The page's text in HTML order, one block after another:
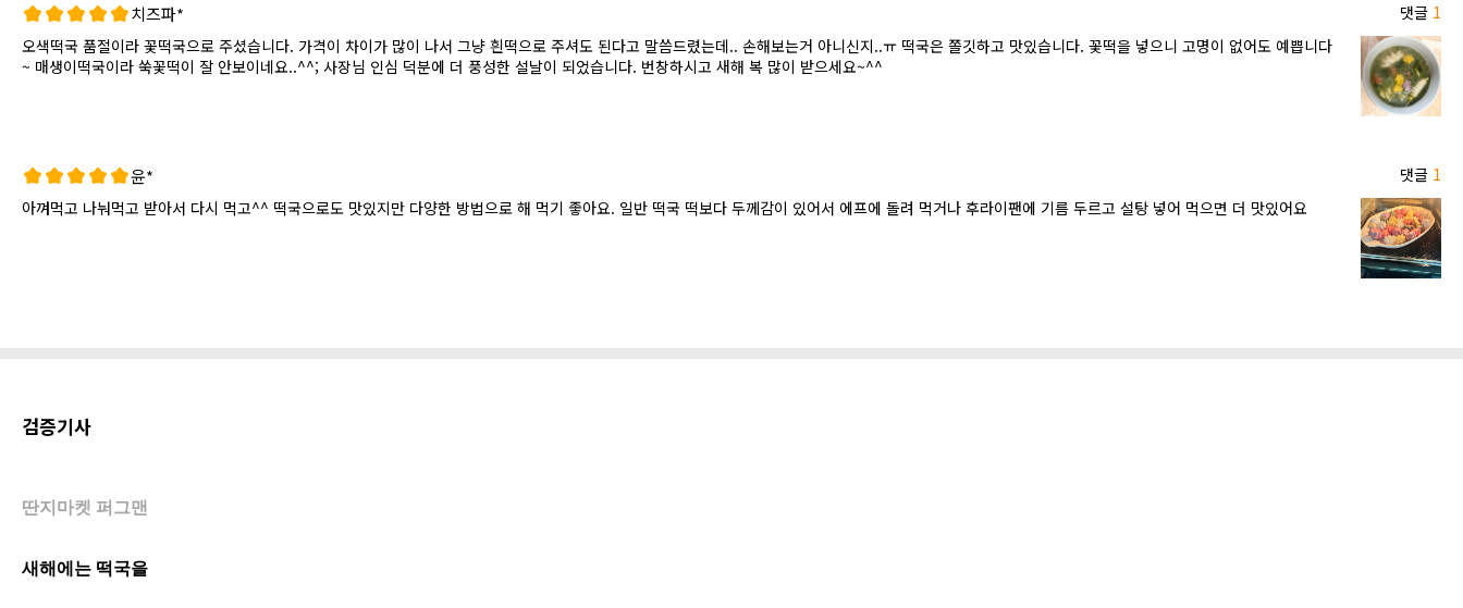
치즈파* 댓글 1
오색떡국 품절이라 꽃떡국으로 주셨습니다. 가격이 차이가 많이 나서 그냥 흰떡으로 주셔도 된다고 말씀드렸는데.. 손해보는거 아니신지..ㅠ 떡국은 쫄깃하고 맛있습니다. 꽃떡을 넣으니 고명이 없어도 예쁩니다
~ 매생이떡국이라 쑥꽃떡이 잘 안보이네요..^^; 사장님 인심 덕분에 더 풍성한 설날이 되었습니다. 번창하시고 새해 복 많이 받으세요~^^
윤* 댓글 1
아껴먹고 나눠먹고 받아서 다시 먹고^^ 떡국으로도 맛있지만 다양한 방법으로 해 먹기 좋아요. 일반 떡국 떡보다 두께감이 있어서 에프에 돌려 먹거나 후라이팬에 기름 두르고 설탕 넣어 먹으면 더 맛있어요
검증기사
딴지마켓 퍼그맨
새해에는 떡국을